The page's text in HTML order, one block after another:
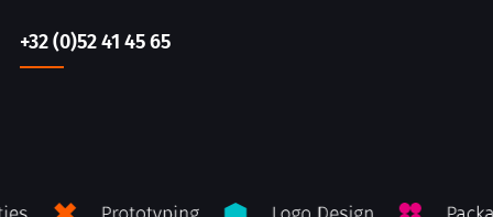
+32 (0)52 41 45 65